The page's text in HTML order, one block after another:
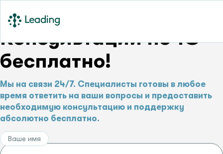
Консультации по 1С –
бесплатно!
Мы на связи 24/7. Специалисты готовы в любое
время ответить на ваши вопросы и предоставить
необходимую консультацию и поддержку
абсолютно бесплатно.
Ваше имя